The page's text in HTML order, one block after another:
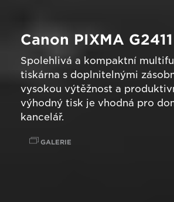
Canon PIXMA G2411
Spolehlivá a kompaktní
tiskárna s doplnitelnými
vysokou výtěžnost a
výhodný tisk je vhodná pro
kancelář.
GALERIE